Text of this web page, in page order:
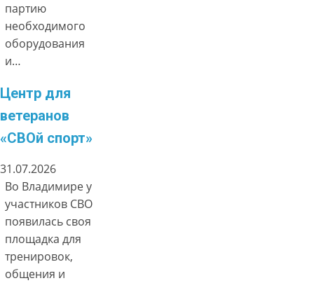
партию
необходимого
оборудования
и…
Центр для
ветеранов
«СВОй спорт»
31.07.2026
Во Владимире у
участников СВО
появилась своя
площадка для
тренировок,
общения и